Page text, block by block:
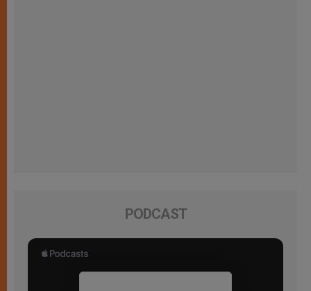
PODCAST